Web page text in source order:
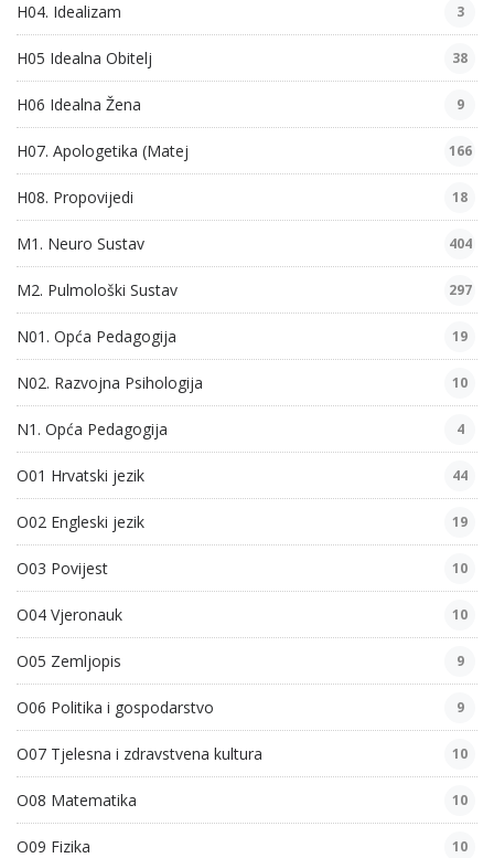
H04. Idealizam 3
H05 Idealna Obitelj 38
H06 Idealna Žena 9
H07. Apologetika (Matej 166
H08. Propovijedi 18
M1. Neuro Sustav 404
M2. Pulmološki Sustav 297
N01. Opća Pedagogija 19
N02. Razvojna Psihologija 10
N1. Opća Pedagogija 4
O01 Hrvatski jezik 44
O02 Engleski jezik 19
O03 Povijest 10
O04 Vjeronauk 10
O05 Zemljopis 9
O06 Politika i gospodarstvo 9
O07 Tjelesna i zdravstvena kultura 10
O08 Matematika 10
O09 Fizika 10